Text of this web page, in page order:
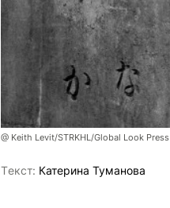
@ Keith Levit/STRKHL/Global Look Press
Tекст: Катерина Туманова